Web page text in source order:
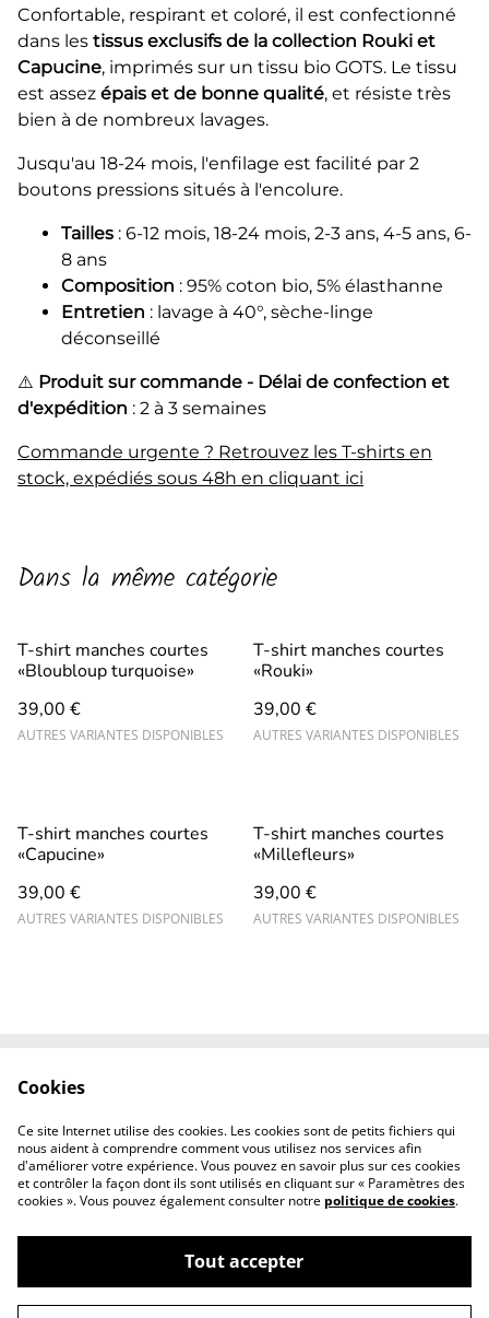
Confortable, respirant et coloré, il est confectionné
dans les tissus exclusifs de la collection Rouki et
Capucine, imprimés sur un tissu bio GOTS. Le tissu
est assez épais et de bonne qualité, et résiste très
bien à de nombreux lavages.
Jusqu'au 18-24 mois, l'enfilage est facilité par 2
boutons pressions situés à l'encolure.
Tailles : 6-12 mois, 18-24 mois, 2-3 ans, 4-5 ans, 6-
8 ans
Composition : 95% coton bio, 5% élasthanne
Entretien : lavage à 40°, sèche-linge
déconseillé
⚠️ Produit sur commande - Délai de confection et
d'expédition : 2 à 3 semaines
Commande urgente ? Retrouvez les T-shirts en
stock, expédiés sous 48h en cliquant ici
Dans la même catégorie
T-shirt manches courtes
«Bloubloup turquoise»
39,00 €
AUTRES VARIANTES DISPONIBLES
T-shirt manches courtes
«Rouki»
39,00 €
AUTRES VARIANTES DISPONIBLES
T-shirt manches courtes
«Capucine»
39,00 €
AUTRES VARIANTES DISPONIBLES
T-shirt manches courtes
«Millefleurs»
39,00 €
AUTRES VARIANTES DISPONIBLES
professionnels
©2026Solsie couture
Cookies
Ce site Internet utilise des cookies. Les cookies sont de petits fichiers qui
nous aident à comprendre comment vous utilisez nos services afin
d'améliorer votre expérience. Vous pouvez en savoir plus sur ces cookies
et contrôler la façon dont ils sont utilisés en cliquant sur « Paramètres des
cookies ». Vous pouvez également consulter notre politique de cookies.
Tout accepter